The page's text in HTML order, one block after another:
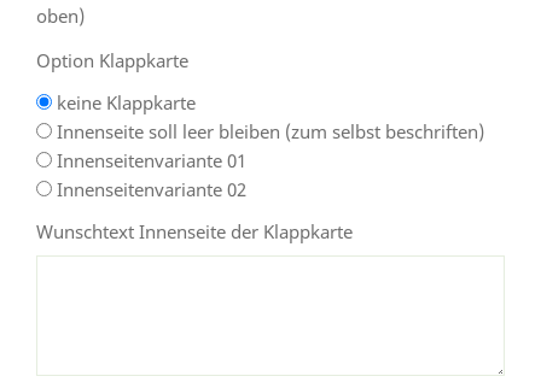
oben)
Option Klappkarte
keine Klappkarte
Innenseite soll leer bleiben (zum selbst beschriften)
Innenseitenvariante 01
Innenseitenvariante 02
Wunschtext Innenseite der Klappkarte